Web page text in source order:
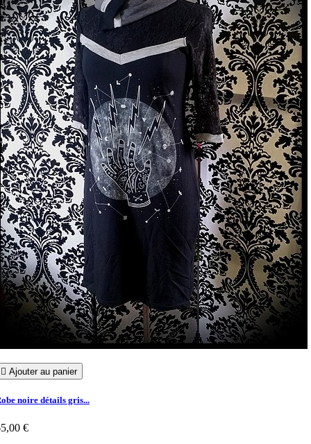
 Ajouter au panier
noire détails gris...
€